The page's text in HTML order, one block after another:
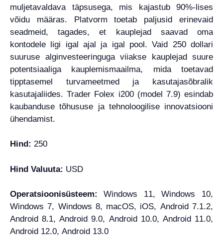
muljetavaldava täpsusega, mis kajastub 90%-lises
võidu määras. Platvorm toetab paljusid erinevaid
seadmeid, tagades, et kauplejad saavad oma
kontodele ligi igal ajal ja igal pool. Vaid 250 dollari
suuruse alginvesteeringuga viiakse kauplejad suure
potentsiaaliga kauplemismaailma, mida toetavad
tipptasemel turvameetmed ja kasutajasõbralik
kasutajaliides. Trader Folex i200 (model 7.9) esindab
kaubanduse tõhususe ja tehnoloogilise innovatsiooni
ühendamist.
Hind: 250
Hind Valuuta: USD
Operatsioonisüsteem: Windows 11, Windows 10,
Windows 7, Windows 8, macOS, iOS, Android 7.1.2,
Android 8.1, Android 9.0, Android 10.0, Android 11.0,
Android 12.0, Android 13.0